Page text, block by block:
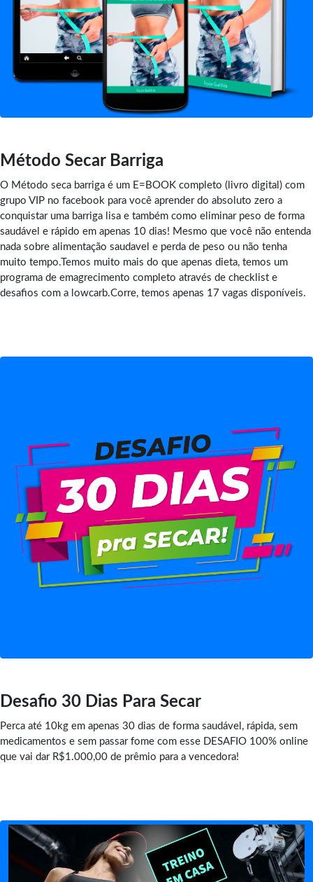
Método Secar Barriga
O Método seca barriga é um E=BOOK completo (livro digital) com
grupo VIP no facebook para você aprender do absoluto zero a
conquistar uma barriga lisa e também como eliminar peso de forma
saudável e rápido em apenas 10 dias! Mesmo que você não entenda
nada sobre alimentação saudavel e perda de peso ou não tenha
muito tempo.Temos muito mais do que apenas dieta, temos um
programa de emagrecimento completo através de checklist e
desafios com a lowcarb.Corre, temos apenas 17 vagas disponíveis.
Desafio 30 Dias Para Secar
Perca até 10kg em apenas 30 dias de forma saudável, rápida, sem
medicamentos e sem passar fome com esse DESAFIO 100% online
que vai dar R$1.000,00 de prêmio para a vencedora!